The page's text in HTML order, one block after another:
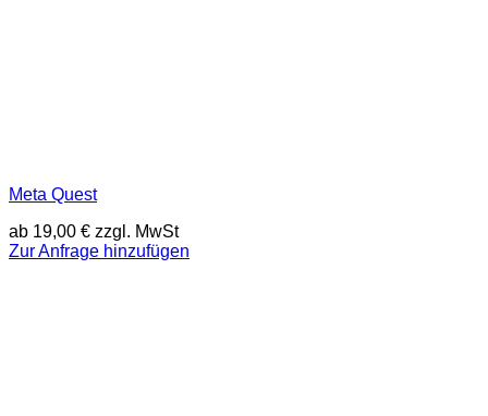
Meta Quest
ab 19,00 € zzgl. MwSt
Zur Anfrage hinzufügen